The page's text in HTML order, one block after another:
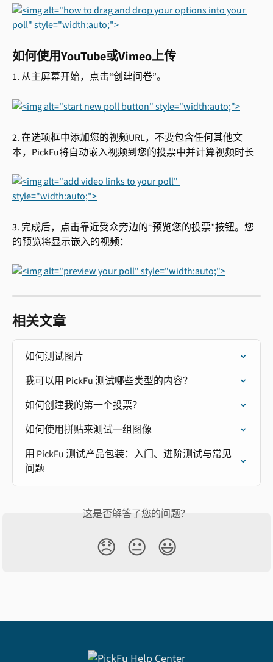
如何使用YouTube或Vimeo上传
1. 从主屏幕开始，点击“创建问卷”。
2. 在选项框中添加您的视频URL，不要包含任何其他文
本，PickFu将自动嵌入视频到您的投票中并计算视频时长
3. 完成后，点击靠近受众旁边的“预览您的投票”按钮。您
的预览将显示嵌入的视频：
相关文章
如何测试图片
我可以用 PickFu 测试哪些类型的内容？
如何创建我的第一个投票？
如何使用拼贴来测试一组图像
用 PickFu 测试产品包装：入门、进阶测试与常见
问题
这是否解答了您的问题？
😞 😐 😃